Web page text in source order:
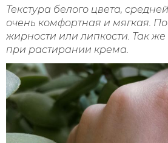
Текстура белого цвета,
очень комфортная и мягкая.
жирности или липкости. Так же
при растирании крема.